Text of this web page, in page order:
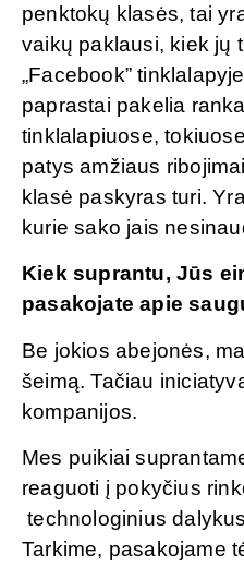
penktokų klasės, tai
vaikų paklausi, kiek jų
„Facebook”
paprastai pakelia
tinklalapiuose,
patys amžiaus
klasė paskyras turi.
kurie sako jais
Kiek suprantu, Jūs
pasakojate apie
Be jokios abejonės,
šeimą. Tačiau
kompanijos.
Mes puikiai
reaguoti į pokyčius
technologinius
Tarkime, pasakojame